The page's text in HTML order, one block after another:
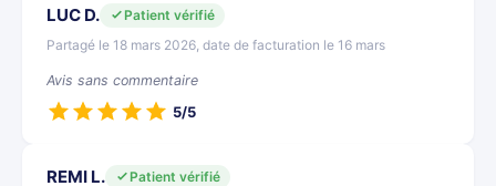
LUC D.
Patient vérifié
Partagé le 18 mars 2026, date de facturation le 16 mars
Avis sans commentaire
5/5
REMI L.
Patient vérifié